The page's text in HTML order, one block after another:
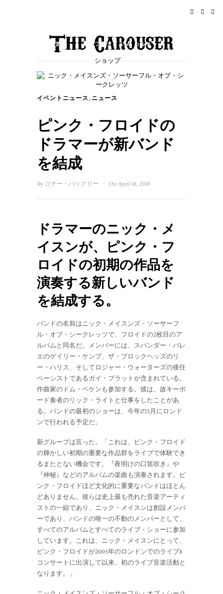
旅行 ライフスタイル & カルチャー
ショップ
イベントニュース, ニュース
ピンク・フロイドの
ドラマーが新バンド
を結成
By コナー・バックリー · On April 18, 2018
ドラマーのニック・メ
イスンが、ピンク・フ
ロイドの初期の作品を
演奏する新しいバンド
を結成する。
バンドの名前はニック・メイスンズ・ソーサーフ
ル・オブ・シークレッツで、フロイドの2枚目のア
ルバムと同名だ。メンバーには、スパンダー・バレ
エのゲイリー・ケンプ、ザ・ブロックヘッズのリ
ー・ハリス、そしてロジャー・ウォーターズの後任
ベーシストであるガイ・プラットが含まれている。
作曲家のドム・ベケンも参加する。彼は、故キーボ
ード奏者のリック・ライトと仕事をしたことがあ
る。バンドの最初のショーは、今年の5月にロンド
ンで行われる予定だ。
新グループは言った。「これは、ピンク・フロイド
の輝かしい初期の重要な作品群をライブで体験でき
るまたとない機会です。『夜明けの口笛吹き』や
『神秘』などのアルバムの楽曲も演奏されます。ピ
ンク・フロイドほど文化的に重要なバンドはほとん
どありません。彼らは史上最も売れた音楽アーティ
ストの一組であり、ニック・メイスンは創設メンバ
ーであり、バンドの唯一の不動のメンバーとして、
すべてのアルバムとすべてのライブ・ショーに参加
しています。これは、ニック・メイスンにとって、
ピンク・フロイドが2005年のロンドンでのライブ8
コンサートに出演して以来、初のライブ音楽活動と
なります。」